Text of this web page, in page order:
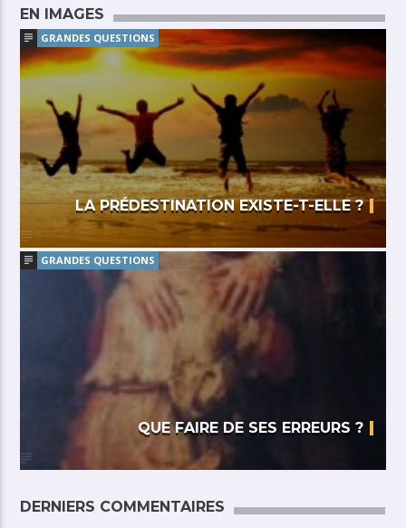
EN IMAGES
GRANDES QUESTIONS
LA PRÉDESTINATION EXISTE-T-ELLE ?
GRANDES QUESTIONS
QUE FAIRE DE SES ERREURS ?
DERNIERS COMMENTAIRES